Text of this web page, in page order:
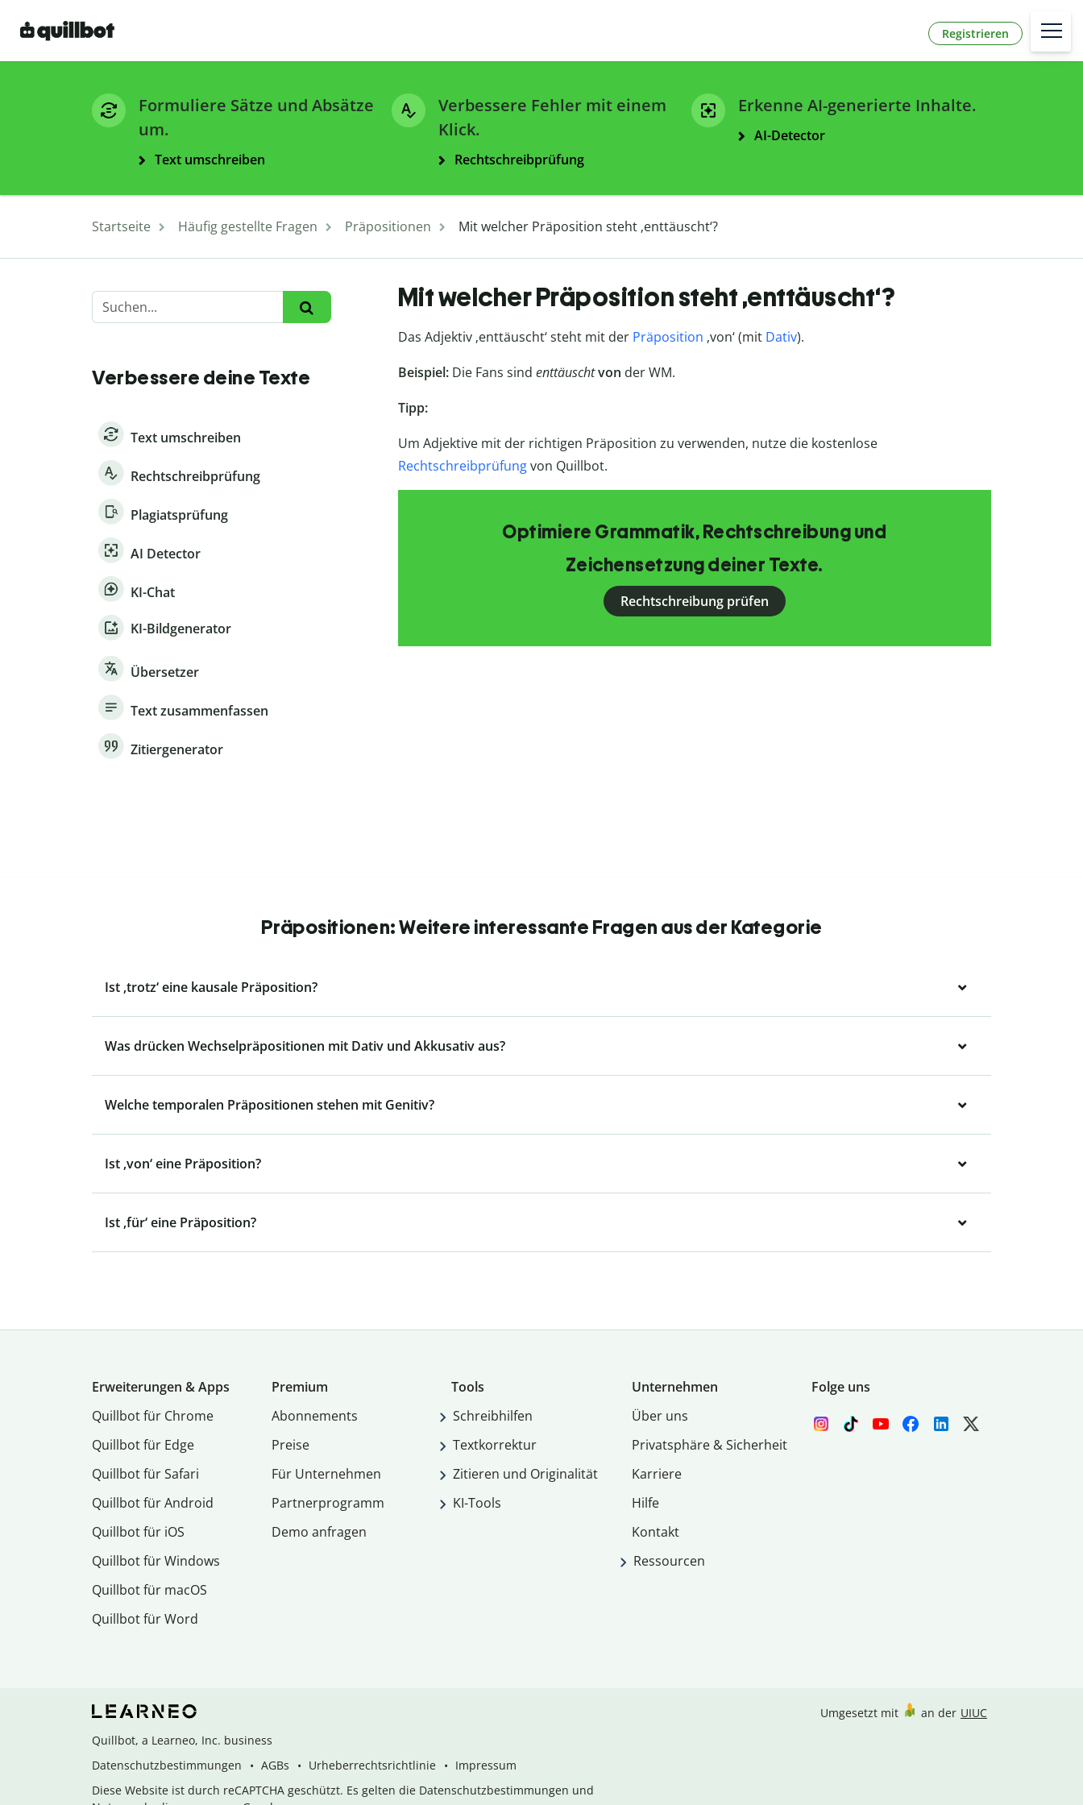
Registrieren
Formuliere Sätze und Absätze
um.
Text umschreiben
Verbessere Fehler mit einem
Klick.
Rechtschreibprüfung
Erkenne AI-generierte Inhalte.
AI-Detector
Startseite Häufig gestellte Fragen Präpositionen Mit welcher Präposition steht ‚enttäuscht‘?
Verbessere deine Texte
Text umschreiben
Rechtschreibprüfung
Plagiatsprüfung
AI Detector
KI-Chat
KI-Bildgenerator
Übersetzer
Text zusammenfassen
Zitiergenerator
Mit welcher Präposition steht ‚enttäuscht‘?
Das Adjektiv ‚enttäuscht‘ steht mit der Präposition ‚von‘ (mit Dativ).
Beispiel:Die Fans sind enttäuschtvon der WM.
Tipp:
Um Adjektive mit der richtigen Präposition zu verwenden, nutze die kostenlose
Rechtschreibprüfungvon Quillbot.
Optimiere Grammatik, Rechtschreibung und
Zeichensetzung deiner Texte.
Rechtschreibung prüfen
Präpositionen: Weitere interessante Fragen aus der Kategorie
Ist ‚trotz‘ eine kausale Präposition?
Was drücken Wechselpräpositionen mit Dativ und Akkusativ aus?
Welche temporalen Präpositionen stehen mit Genitiv?
Ist ‚von‘ eine Präposition?
Ist ‚für‘ eine Präposition?
Erweiterungen & Apps
Quillbot für Chrome
Quillbot für Edge
Quillbot für Safari
Quillbot für Android
Quillbot für iOS
Quillbot für Windows
Quillbot für macOS
Quillbot für Word
Premium
Abon­ne­ments
Preise
Für Unternehmen
Partnerprogramm
Demo anfragen
Tools
Schreibhilfen
Textkorrektur
Zitieren und Originalität
KI-Tools
Unternehmen
Über uns
Privatsphäre & Sicherheit
Karriere
Hilfe
Kontakt
Ressourcen
Folge uns
Quillbot, a Learneo, Inc. business
Datenschutzbestimmungen
AGBs Urheberrechtsrichtlinie
Impressum
Diese Website ist durch reCAPTCHA geschützt. Es gelten die Datenschutzbestimmungen und
Umgesetzt mit an der UIUC